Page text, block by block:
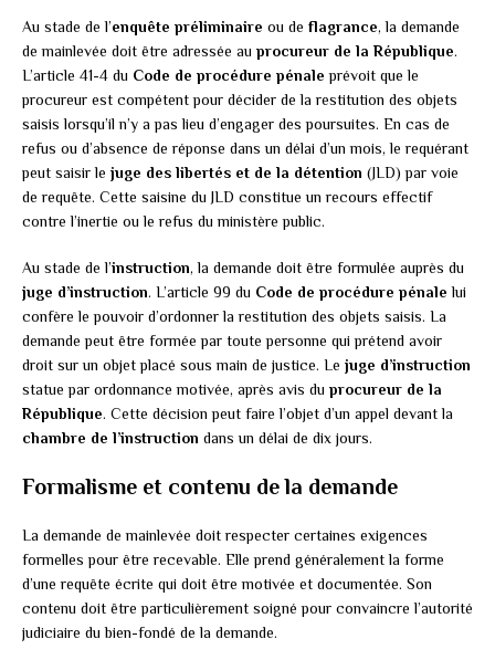
Au stade de l’enquête préliminaire ou de flagrance, la demande
de mainlevée doit être adressée au procureur de la République.
L’article 41-4 du Code de procédure pénale prévoit que le
procureur est compétent pour décider de la restitution des objets
saisis lorsqu’il n’y a pas lieu d’engager des poursuites. En cas de
refus ou d’absence de réponse dans un délai d’un mois, le requérant
peut saisir le juge des libertés et de la détention (JLD) par voie
de requête. Cette saisine du JLD constitue un recours effectif
contre l’inertie ou le refus du ministère public.
Au stade de l’instruction, la demande doit être formulée auprès du
juge d’instruction. L’article 99 du Code de procédure pénale lui
confère le pouvoir d’ordonner la restitution des objets saisis. La
demande peut être formée par toute personne qui prétend avoir
droit sur un objet placé sous main de justice. Le juge d’instruction
statue par ordonnance motivée, après avis du procureur de la
République. Cette décision peut faire l’objet d’un appel devant la
chambre de l’instruction dans un délai de dix jours.
Formalisme et contenu de la demande
La demande de mainlevée doit respecter certaines exigences
formelles pour être recevable. Elle prend généralement la forme
d’une requête écrite qui doit être motivée et documentée. Son
contenu doit être particulièrement soigné pour convaincre l’autorité
judiciaire du bien-fondé de la demande.